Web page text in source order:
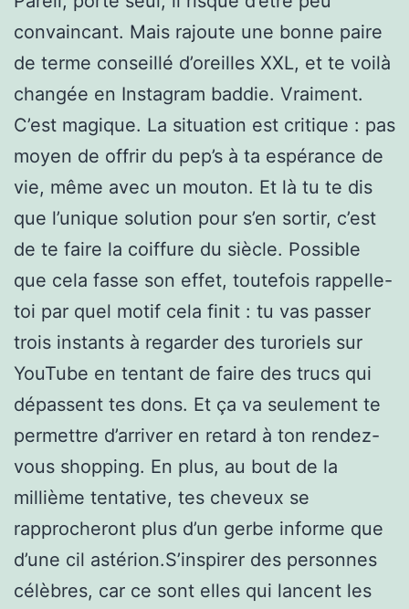
convaincant. Mais rajoute une bonne paire
de terme conseillé d’oreilles XXL, et te voilà
changée en Instagram baddie. Vraiment.
C’est magique. La situation est critique : pas
moyen de offrir du pep’s à ta espérance de
vie, même avec un mouton. Et là tu te dis
que l’unique solution pour s’en sortir, c’est
de te faire la coiffure du siècle. Possible
que cela fasse son effet, toutefois rappelle-
toi par quel motif cela finit : tu vas passer
trois instants à regarder des turoriels sur
YouTube en tentant de faire des trucs qui
dépassent tes dons. Et ça va seulement te
permettre d’arriver en retard à ton rendez-
vous shopping. En plus, au bout de la
millième tentative, tes cheveux se
rapprocheront plus d’un gerbe informe que
d’une cil astérion.S’inspirer des personnes
célèbres, car ce sont elles qui lancent les